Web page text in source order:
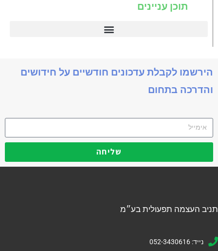
תוכן עניינים
הירשמו לקבלת עדכונים חודשיים על חידושים
והדרכה בתחום
שליחה
תניב העצמה תפעולית בע״מ
נייד: 052-3430616